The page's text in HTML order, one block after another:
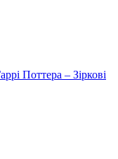
Поттера – Зіркові